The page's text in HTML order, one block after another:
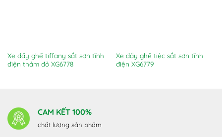
Xe đẩy ghế tiffany sắt sơn tĩnh
điện thảm đỏ XG6778
Xe đẩy ghế tiệc sắt sơn tĩnh
điện XG6779
CAM KẾT 100%
chất lượng sản phẩm